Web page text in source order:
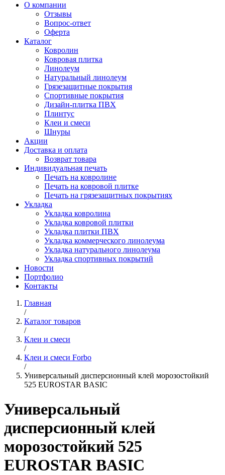
О компании
Отзывы
Вопрос-ответ
Оферта
Каталог
Ковролин
Ковровая плитка
Линолеум
Натуральный линолеум
Грязезащитные покрытия
Спортивные покрытия
Дизайн-плитка ПВХ
Плинтус
Клеи и смеси
Шнуры
Акции
Доставка и оплата
Возврат товара
Индивидуальная печать
Печать на ковролине
Печать на ковровой плитке
Печать на грязезащитных покрытиях
Укладка
Укладка ковролина
Укладка ковровой плитки
Укладка плитки ПВХ
Укладка коммерческого линолеума
Укладка натурального линолеума
Укладка спортивных покрытий
Новости
Портфолио
Контакты
Главная
/
Каталог товаров
/
Клеи и смеси
/
Клеи и смеси Forbo
/
Универсальный дисперсионный клей морозостойкий
525 EUROSTAR BASIC
Универсальный
дисперсионный клей
морозостойкий 525
EUROSTAR BASIC